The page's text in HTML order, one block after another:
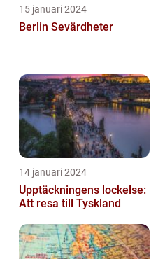
15 januari 2024
Berlin Sevärdheter
14 januari 2024
Upptäckningens lockelse:
Att resa till Tyskland